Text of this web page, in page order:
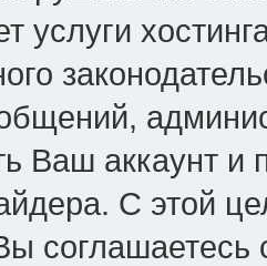
услуги
Ваш аккаунт и
С этой
соглашаетесь